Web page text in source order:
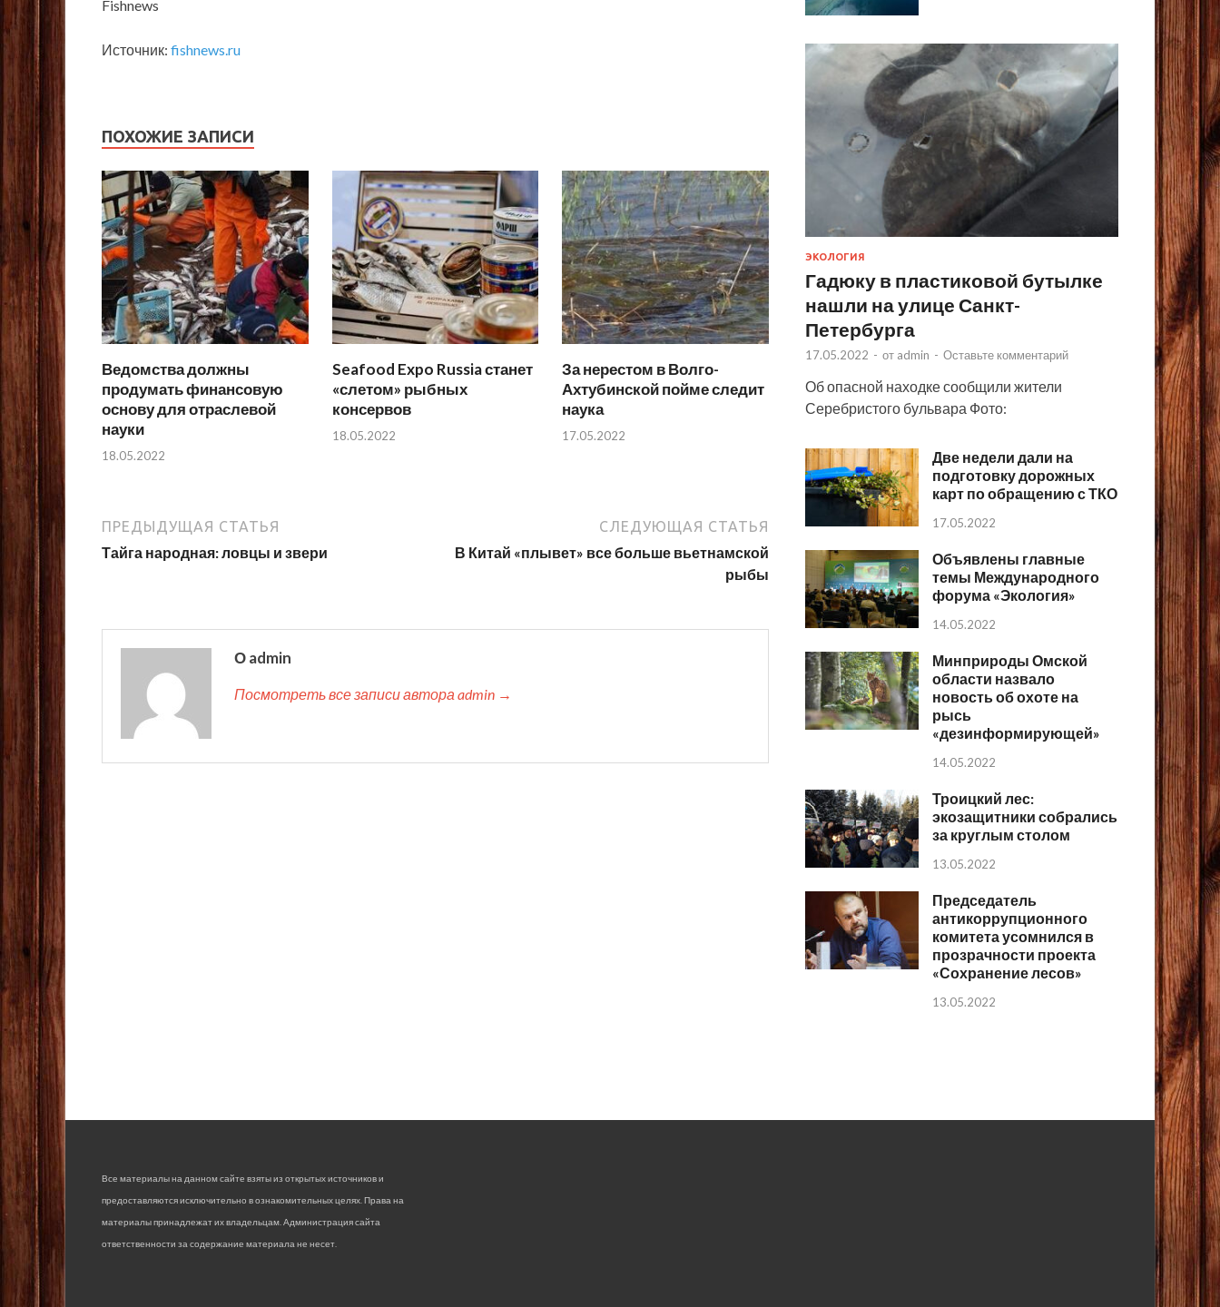
Fishnews
Источник: fishnews.ru
ПОХОЖИЕ ЗАПИСИ
Ведомства должны
продумать финансовую
основу для отраслевой
науки
18.05.2022
Seafood Expo Russia станет
«слетом» рыбных
консервов
18.05.2022
За нерестом в Волго-
Ахтубинской пойме следит
наука
17.05.2022
ПРЕДЫДУЩАЯ СТАТЬЯ
Тайга народная: ловцы и звери
СЛЕДУЮЩАЯ СТАТЬЯ
В Китай «плывет» все больше вьетнамской
рыбы
О admin
Посмотреть все записи автора admin →
ЭКОЛОГИЯ
Гадюку в пластиковой бутылке
нашли на улице Санкт-
Петербурга
17.05.2022 - от admin - Оставьте комментарий
Об опасной находке сообщили жители
Серебристого бульвара Фото:
Две недели дали на
подготовку дорожных
карт по обращению с ТКО
17.05.2022
Объявлены главные
темы Международного
форума «Экология»
14.05.2022
Минприроды Омской
области назвало
новость об охоте на
рысь
«дезинформирующей»
14.05.2022
Троицкий лес:
экозащитники собрались
за круглым столом
13.05.2022
Председатель
антикоррупционного
комитета усомнился в
прозрачности проекта
«Сохранение лесов»
13.05.2022
Все материалы на данном сайте взяты из открытых источников и
предоставляются исключительно в ознакомительных целях. Права на
материалы принадлежат их владельцам. Администрация сайта
ответственности за содержание материала не несет.